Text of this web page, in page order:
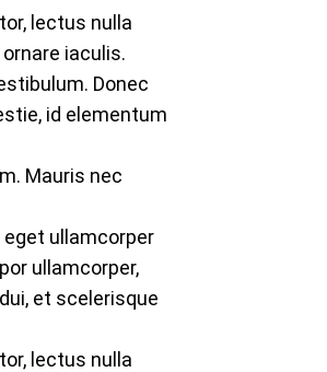
lectus nulla
iaculis.
Donec
id elementum
Mauris nec
ullamcorper
ullamcorper,
et scelerisque
lectus nulla